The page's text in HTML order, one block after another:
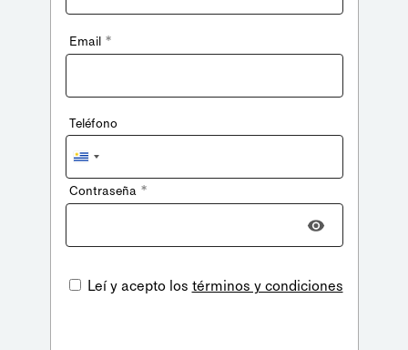
Email *
Teléfono
Uruguay
+598
Contraseña *
Leí y acepto los términos y condiciones